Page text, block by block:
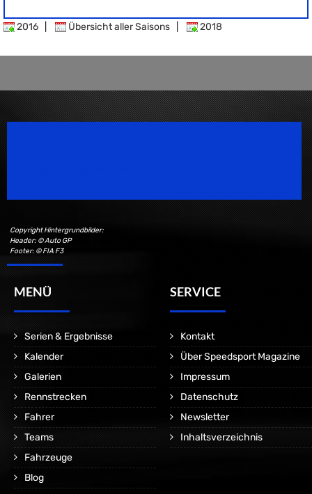
2016 Übersicht aller Saisons 2018
Copyright Hintergrundbilder:
Header: © Auto GP
Footer: © FIA F3
MENÜ
Serien & Ergebnisse
Kalender
Galerien
Rennstrecken
Fahrer
Teams
Fahrzeuge
Blog
SERVICE
Kontakt
Über Speedsport Magazine
Impressum
Datenschutz
Newsletter
Inhaltsverzeichnis